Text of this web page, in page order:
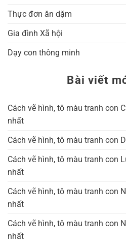
Thực đơn ăn dặm
Gia đình Xã hội
Dạy con thông minh
Bài viết
Cách vẽ hình, tô màu tranh con
nhất
Cách vẽ hình, tô màu tranh con
Cách vẽ hình, tô màu tranh con
nhất
Cách vẽ hình, tô màu tranh con
nhất
Cách vẽ hình, tô màu tranh con
nhất